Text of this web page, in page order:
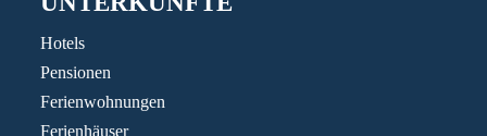
Hotels
Pensionen
Ferienwohnungen
Ferienhäuser